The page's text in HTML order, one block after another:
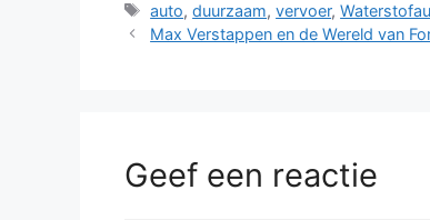
Tags
auto,duurzaam,vervoer,
Max Verstappen en de Wereld van
Geef een reactie